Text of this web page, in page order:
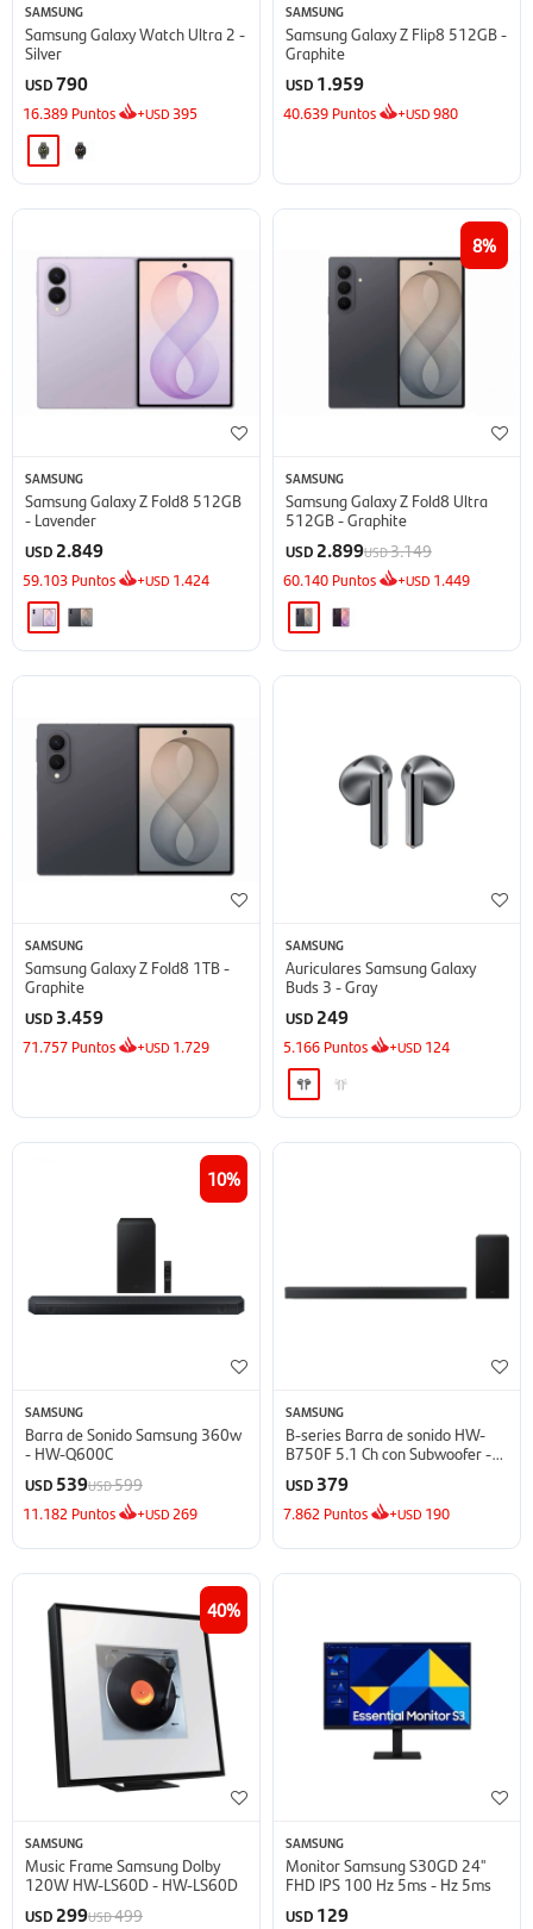
SAMSUNG
Samsung Galaxy Watch Ultra 2 -
Silver
USD790
16.389 Puntos +USD 395
SAMSUNG
Samsung Galaxy Z Flip8 512GB -
Graphite
USD 1.959
40.639 Puntos +USD980
SAMSUNG
Samsung Galaxy Z Fold8 512GB
- Lavender
USD 2.849
59.103 Puntos +USD 1.424
8
SAMSUNG
Samsung Galaxy Z Fold8 Ultra
512GB - Graphite
USD 2.899USD3.149
60.140 Puntos +USD 1.449
SAMSUNG
Samsung Galaxy Z Fold8 1TB -
Graphite
USD 3.459
71.757 Puntos +USD 1.729
SAMSUNG
Auriculares Samsung Galaxy
Buds 3 - Gray
USD 249
5.166 Puntos +USD 124
10
SAMSUNG
Barra de Sonido Samsung 360w
- HW-Q600C
USD 539USD599
11.182 Puntos +USD 269
SAMSUNG
B-series Barra de sonido HW-
B750F 5.1 Ch con Subwoofer -
USD 379
7.862 Puntos +USD 190
40
SAMSUNG
Music Frame Samsung Dolby
120W HW-LS60D - HW-LS60D
USD 299USD499
SAMSUNG
Monitor Samsung S30GD 24''
FHD IPS 100 Hz 5ms - Hz 5ms
USD 129